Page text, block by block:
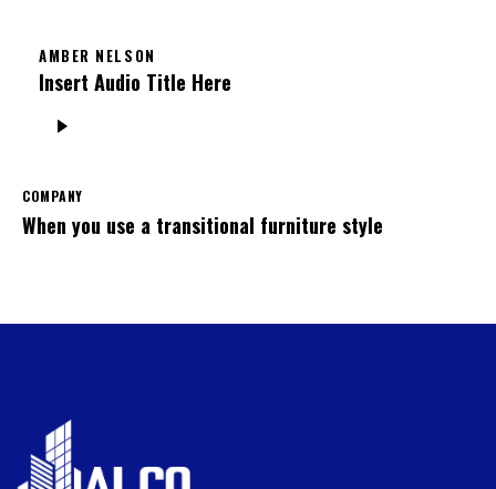
AMBER NELSON
Insert Audio Title Here
Player
COMPANY
When you use a transitional furniture style